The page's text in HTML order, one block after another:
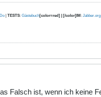
| TESTS: Gästebuch[color=red] | [/color]IM: Jabber.org
Falsch ist, wenn ich keine